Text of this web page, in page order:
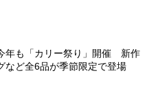
年も「カリー祭り」開催 新作
など全6品が季節限定で登場